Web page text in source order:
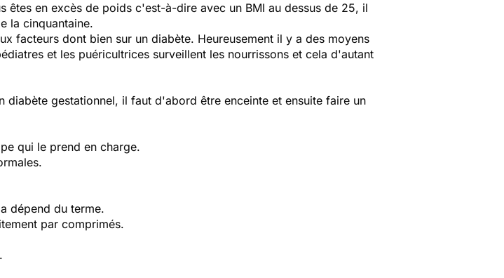
êtes en excès de poids c'est-à-dire avec un BMI au dessus de 25, il
la cinquantaine.
facteurs dont bien sur un diabète. Heureusement il y a des moyens
et les puéricultrices surveillent les nourrissons et cela d'autant
gestationnel, il faut d'abord être enceinte et ensuite faire un
qui le prend en charge.
dépend du terme.
par comprimés.